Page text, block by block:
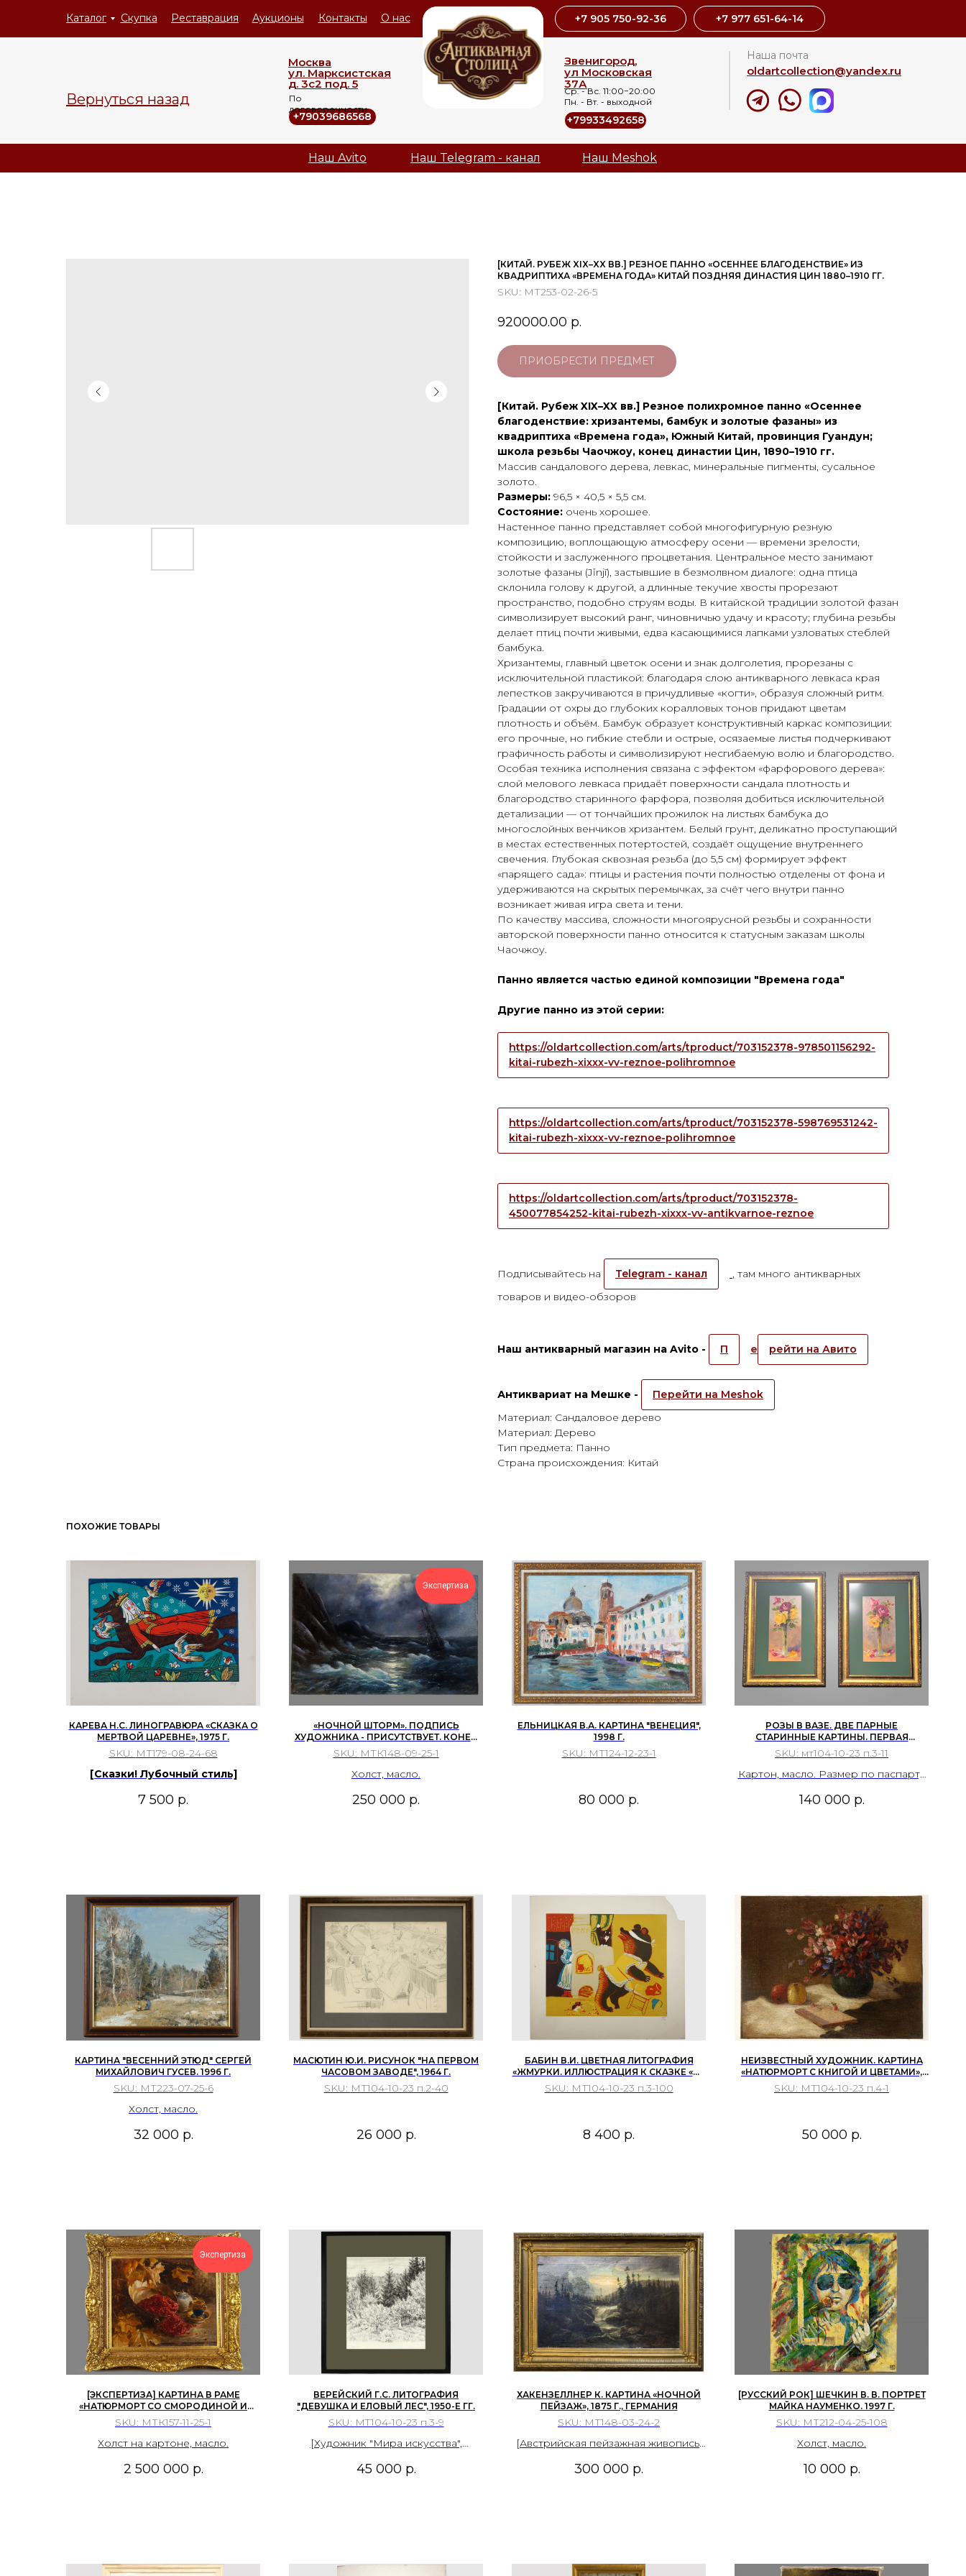
Наша почта
Аукционы
Реставрация
Скупка Контакты О нас
Каталог
oldartcollection@yandex.ru
+7 977 651-64-14
Москва
ул. Марксистская
д. 3с2 под. 5
+79039686568
По
договоренности
+7 905 750-92-36
Вернуться назад
Звенигород,
ул Московская
37А
Ср. - Вс. 11:00−20:00
Пн. - Вт. - выходной
+79933492658
Наш Meshok
Наш Avito Наш Telegram - канал
[КИТАЙ. РУБЕЖ XIX–XX ВВ.] РЕЗНОЕ ПАННО «ОСЕННЕЕ БЛАГОДЕНСТВИЕ» ИЗ
КВАДРИПТИХА «ВРЕМЕНА ГОДА» КИТАЙ ПОЗДНЯЯ ДИНАСТИЯ ЦИН 1880–1910 ГГ.
SKU: МТ253-02-26-5
920000.00 р.
ПРИОБРЕСТИ ПРЕДМЕТ
[Китай. Рубеж XIX–XX вв.] Резное полихромное панно «Осеннее
благоденствие: хризантемы, бамбук и золотые фазаны» из
квадриптиха «Времена года», Южный Китай, провинция Гуандун;
школа резьбы Чаочжоу, конец династии Цин, 1890–1910 гг.
Массив сандалового дерева, левкас, минеральные пигменты, сусальное
золото.
Размеры: 96,5 × 40,5 × 5,5 см.
Состояние: очень хорошее.
Настенное панно представляет собой многофигурную резную
композицию, воплощающую атмосферу осени — времени зрелости,
стойкости и заслуженного процветания. Центральное место занимают
золотые фазаны (Jǐnjī), застывшие в безмолвном диалоге: одна птица
склонила голову к другой, а длинные текучие хвосты прорезают
пространство, подобно струям воды. В китайской традиции золотой фазан
символизирует высокий ранг, чиновничью удачу и красоту; глубина резьбы
делает птиц почти живыми, едва касающимися лапками узловатых стеблей
бамбука.
Хризантемы, главный цветок осени и знак долголетия, прорезаны с
исключительной пластикой: благодаря слою антикварного левкаса края
лепестков закручиваются в причудливые «когти», образуя сложный ритм.
Градации от охры до глубоких коралловых тонов придают цветам
плотность и объём. Бамбук образует конструктивный каркас композиции:
его прочные, но гибкие стебли и острые, осязаемые листья подчеркивают
графичность работы и символизируют несгибаемую волю и благородство.
Особая техника исполнения связана с эффектом «фарфорового дерева»:
слой мелового левкаса придаёт поверхности сандала плотность и
благородство старинного фарфора, позволяя добиться исключительной
детализации — от тончайших прожилок на листьях бамбука до
многослойных венчиков хризантем. Белый грунт, деликатно проступающий
в местах естественных потертостей, создаёт ощущение внутреннего
свечения. Глубокая сквозная резьба (до 5,5 см) формирует эффект
«парящего сада»: птицы и растения почти полностью отделены от фона и
удерживаются на скрытых перемычках, за счёт чего внутри панно
возникает живая игра света и тени.
По качеству массива, сложности многоярусной резьбы и сохранности
авторской поверхности панно относится к статусным заказам школы
Чаочжоу.
Панно является частью единой композиции "Времена года"
Другие панно из этой серии:
https://oldartcollection.com/arts/tproduct/703152378-978501156292-
kitai-rubezh-xixxx-vv-reznoe-polihromnoe
https://oldartcollection.com/arts/tproduct/703152378-598769531242-
kitai-rubezh-xixxx-vv-reznoe-polihromnoe
https://oldartcollection.com/arts/tproduct/703152378-
450077854252-kitai-rubezh-xixxx-vv-antikvarnoe-reznoe
Подписывайтесь на Telegram - канал
, там много антикварных
товаров и видео-обзоров
Наш антикварный магазин на Avito - П е рейти на Авито
Антиквариат на Мешке -
Перейти на Meshok
Материал: Сандаловое дерево
Материал: Дерево
Тип предмета: Панно
Страна происхождения: Китай
ПОХОЖИЕ ТОВАРЫ
КАРЕВА Н.С. ЛИНОГРАВЮРА «СКАЗКА О
МЕРТВОЙ ЦАРЕВНЕ», 1975 Г.
SKU: МТ179-08-24-68
[Сказки! Лубочный стиль]
7 500 р.
Экспертиза
«НОЧНОЙ ШТОРМ». ПОДПИСЬ
ХУДОЖНИКА - ПРИСУТСТВУЕТ. КОНЕЦ
XIX - НАЧАЛО ХХ ВЕКА.
SKU: МТК148-09-25-1
Холст, масло.
250 000 р.
ЕЛЬНИЦКАЯ В.А. КАРТИНА "ВЕНЕЦИЯ",
1998 Г.
SKU: МТ124-12-23-1
80 000 р.
РОЗЫ В ВАЗЕ. ДВЕ ПАРНЫЕ
СТАРИННЫЕ КАРТИНЫ. ПЕРВАЯ
ЧЕТВЕРТЬ 20 ВЕКА. ШТРУБЕЛЬ И.
SKU: мт104-10-23 п.3-11
Картон, масло. Размер по паспарту
140 000 р.
КАРТИНА "ВЕСЕННИЙ ЭТЮД" СЕРГЕЙ
МИХАЙЛОВИЧ ГУСЕВ. 1996 Г.
SKU: МТ223-07-25-6
Холст, масло.
32 000 р.
МАСЮТИН Ю.И. РИСУНОК "НА ПЕРВОМ
ЧАСОВОМ ЗАВОДЕ", 1964 Г.
SKU: МТ104-10-23 п.2-40
26 000 р.
БАБИН В.И. ЦВЕТНАЯ ЛИТОГРАФИЯ
«ЖМУРКИ. ИЛЛЮСТРАЦИЯ К СКАЗКЕ «НЕ
ПЛЮЙ В КОЛОДЕЦ – ПРИГОДИТСЯ
ВОДЫ НАПИТЬСЯ!», К.Д. УШИНСКИЙ»,
SKU: МТ104-10-23 п.3-100
8 400 р.
НЕИЗВЕСТНЫЙ ХУДОЖНИК. КАРТИНА
«НАТЮРМОРТ С КНИГОЙ И ЦВЕТАМИ»,
НАЧАЛО-СЕРЕДИНА XX В.
SKU: МТ104-10-23 п.4-1
50 000 р.
Экспертиза
[ЭКСПЕРТИЗА] КАРТИНА В РАМЕ
«НАТЮРМОРТ СО СМОРОДИНОЙ И
ЧАЙНЫМ СЕРВИЗОМ». 1919 Г. КЛЕВЕР
ЮЛИЙ ЮЛЬЕВИЧ (СЫН).
SKU: МТК157-11-25-1
Холст на картоне, масло.
2 500 000 р.
ВЕРЕЙСКИЙ Г.С. ЛИТОГРАФИЯ
"ДЕВУШКА И ЕЛОВЫЙ ЛЕС", 1950-Е ГГ.
SKU: MT104-10-23 п.3-9
[Художник "Мира искусства",
45 000 р.
ХАКЕНЗЕЛЛНЕР К. КАРТИНА «НОЧНОЙ
ПЕЙЗАЖ», 1875 Г., ГЕРМАНИЯ
SKU: МТ148-03-24-2
[Австрийская пейзажная живопись!
300 000 р.
[РУССКИЙ РОК] ШЕЧКИН В. В. ПОРТРЕТ
МАЙКА НАУМЕНКО. 1997 Г.
SKU: МТ212-04-25-108
Холст, масло.
10 000 р.